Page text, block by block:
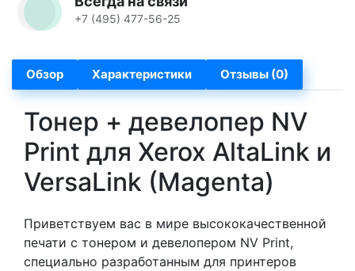
+7 (495) 477-56-25
Обзор Характеристики Отзывы (0)
Тонер + девелопер NV
Print для Xerox AltaLink и
VersaLink (Magenta)
Приветствуем вас в мире высококачественной
печати с тонером и девелопером NV Print,
специально разработанным для принтеров